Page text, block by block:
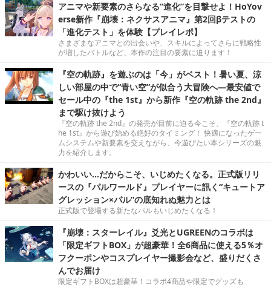
アニマや新要素のさらなる“進化”を目撃せよ！HoYov
erse新作『崩壊：ネクサスアニマ』第2回βテストの
「進化テスト」を体験【プレイレポ】
さまざまなアニマとの出会いや、スキルによってさらに戦略性
が増したバトルなど、本作の注目の要素に迫ります！
『空の軌跡』を遊ぶのは「今」がベスト！暑い夏、涼
しい部屋の中で“青い空”が似合う大冒険へ―最安値で
セール中の『the 1st』から新作『空の軌跡 the 2nd』
まで駆け抜けよう
『空の軌跡 the 2nd』の発売が目前に迫る今こそ、『空の軌跡 t
he 1st』から遊び始める絶好のタイミング！ 快適になったゲー
ムシステムや新要素を交えながら、今遊びたい本シリーズの魅
力を紹介します。
かわいい…だからこそ、いじめたくなる。正式版リリ
ースの『パルワールド』プレイヤーに訊く“キュートア
グレッション×パル”の底知れぬ魅力とは
正式版で登場する新たなパルもいじめたくなる！
『崩壊：スターレイル』爻光とUGREENのコラボは
「限定ギフトBOX」が超豪華！全6商品に使える5％オ
フクーポンやコスプレイヤー撮影会など、盛りだくさ
んでお届け
限定ギフトBOXは超豪華！コラボ4商品や限定でグッズも